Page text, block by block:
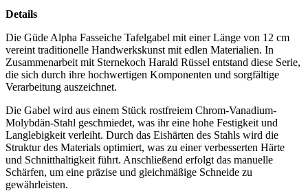
Details
Die Güde Alpha Fasseiche Tafelgabel mit einer Länge von 12 cm
vereint traditionelle Handwerkskunst mit edlen Materialien. In
Zusammenarbeit mit Sternekoch Harald Rüssel entstand diese Serie,
die sich durch ihre hochwertigen Komponenten und sorgfältige
Verarbeitung auszeichnet.
Die Gabel wird aus einem Stück rostfreiem Chrom-Vanadium-
Molybdän-Stahl geschmiedet, was ihr eine hohe Festigkeit und
Langlebigkeit verleiht. Durch das Eishärten des Stahls wird die
Struktur des Materials optimiert, was zu einer verbesserten Härte
und Schnitthaltigkeit führt. Anschließend erfolgt das manuelle
Schärfen, um eine präzise und gleichmäßige Schneide zu
gewährleisten.